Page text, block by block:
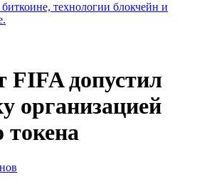
технологии блокчейн и
FIFA допустил
организацией
токена